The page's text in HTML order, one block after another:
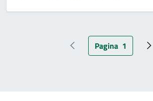
Pagina precedente
Pagina attuale
Pagina 1